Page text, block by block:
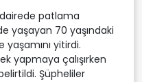
patlama
yaşayan 70 yaşındaki
yaşamını yitirdi.
yapmaya çalışırken
Şüpheliler